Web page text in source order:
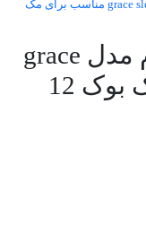
کاور لپ تاپ اس تی ام مدل grace
sleeve مناسب برای مک بوک 12